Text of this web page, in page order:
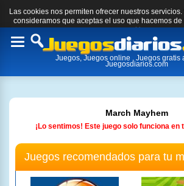
Las cookies nos permiten ofrecer nuestros
consideramos que aceptas el uso que hacemos
cookies.
Toggle
Juegos, Juegos online , Juegos gratis
Juegosdiarios.com
March Mayhem
¡Lo sentimos! Este juego solo funciona en
Juegos recomendados para tu